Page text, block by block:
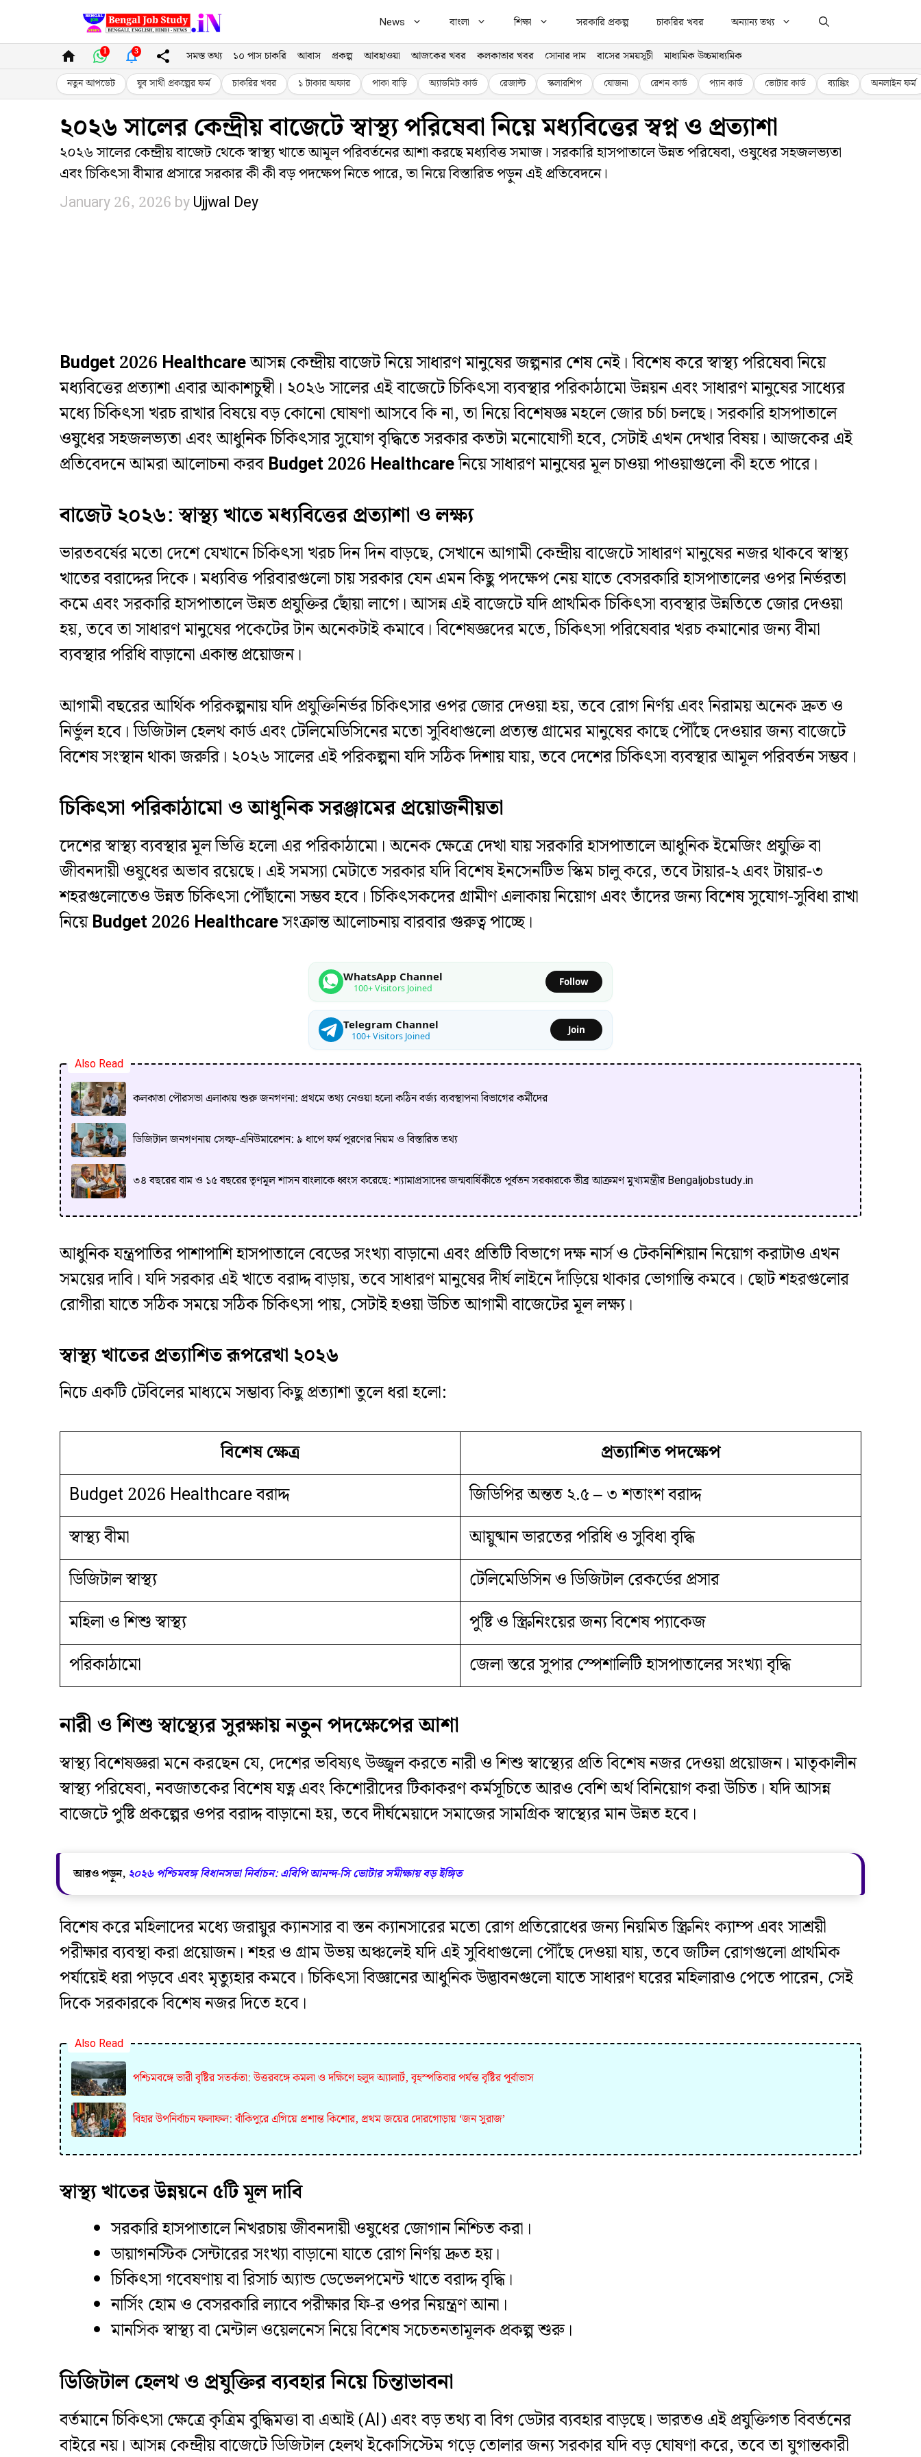
to
content
News বাংলা শিক্ষা সরকারি প্রকল্প চাকরির খবর অন্যান্য তথ্য
1 3 সমস্ত তথ্য ১০ পাস চাকরি আবাস প্রকল্প আবহাওয়া আজকের খবর কলকাতার খবর সোনার দাম বাসের সময়সূচী মাধ্যমিক উচ্চমাধ্যমিক
নতুন আপডেট যুব সাথী প্রকল্পের ফর্ম চাকরির খবর ১ টাকার অফার পাকা বাড়ি অ্যাডমিট কার্ড রেজাল্ট স্কলারশিপ যোজনা রেশন কার্ড প্যান কার্ড ভোটার কার্ড ব্যাঙ্কিং অনলাইন ফর্ম
২০২৬ সালের কেন্দ্রীয় বাজেটে স্বাস্থ্য পরিষেবা নিয়ে মধ্যবিত্তের স্বপ্ন ও প্রত্যাশা
২০২৬ সালের কেন্দ্রীয় বাজেট থেকে স্বাস্থ্য খাতে আমূল পরিবর্তনের আশা করছে মধ্যবিত্ত সমাজ। সরকারি হাসপাতালে উন্নত পরিষেবা, ওষুধের সহজলভ্যতা
এবং চিকিৎসা বীমার প্রসারে সরকার কী কী বড় পদক্ষেপ নিতে পারে, তা নিয়ে বিস্তারিত পড়ুন এই প্রতিবেদনে।
January 26, 2026 byUjjwal Dey
Budget 2026 Healthcareআসন্ন কেন্দ্রীয় বাজেট নিয়ে সাধারণ মানুষের জল্পনার শেষ নেই। বিশেষ করে স্বাস্থ্য পরিষেবা নিয়ে
মধ্যবিত্তের প্রত্যাশা এবার আকাশচুম্বী। ২০২৬ সালের এই বাজেটে চিকিৎসা ব্যবস্থার পরিকাঠামো উন্নয়ন এবং সাধারণ মানুষের সাধ্যের
মধ্যে চিকিৎসা খরচ রাখার বিষয়ে বড় কোনো ঘোষণা আসবে কি না, তা নিয়ে বিশেষজ্ঞ মহলে জোর চর্চা চলছে। সরকারি হাসপাতালে
ওষুধের সহজলভ্যতা এবং আধুনিক চিকিৎসার সুযোগ বৃদ্ধিতে সরকার কতটা মনোযোগী হবে, সেটাই এখন দেখার বিষয়। আজকের এই
প্রতিবেদনে আমরা আলোচনা করবBudget 2026 Healthcareনিয়ে সাধারণ মানুষের মূল চাওয়া পাওয়াগুলো কী হতে পারে।
বাজেট ২০২৬: স্বাস্থ্য খাতে মধ্যবিত্তের প্রত্যাশা ও লক্ষ্য
​ভারতবর্ষের মতো দেশে যেখানে চিকিৎসা খরচ দিন দিন বাড়ছে, সেখানে আগামী কেন্দ্রীয় বাজেটে সাধারণ মানুষের নজর থাকবে স্বাস্থ্য
খাতের বরাদ্দের দিকে। মধ্যবিত্ত পরিবারগুলো চায় সরকার যেন এমন কিছু পদক্ষেপ নেয় যাতে বেসরকারি হাসপাতালের ওপর নির্ভরতা
কমে এবং সরকারি হাসপাতালে উন্নত প্রযুক্তির ছোঁয়া লাগে। আসন্ন এই বাজেটে যদি প্রাথমিক চিকিৎসা ব্যবস্থার উন্নতিতে জোর দেওয়া
হয়, তবে তা সাধারণ মানুষের পকেটের টান অনেকটাই কমাবে। বিশেষজ্ঞদের মতে, চিকিৎসা পরিষেবার খরচ কমানোর জন্য বীমা
ব্যবস্থার পরিধি বাড়ানো একান্ত প্রয়োজন।
​আগামী বছরের আর্থিক পরিকল্পনায় যদি প্রযুক্তিনির্ভর চিকিৎসার ওপর জোর দেওয়া হয়, তবে রোগ নির্ণয় এবং নিরাময় অনেক দ্রুত ও
নির্ভুল হবে। ডিজিটাল হেলথ কার্ড এবং টেলিমেডিসিনের মতো সুবিধাগুলো প্রত্যন্ত গ্রামের মানুষের কাছে পৌঁছে দেওয়ার জন্য বাজেটে
বিশেষ সংস্থান থাকা জরুরি। ২০২৬ সালের এই পরিকল্পনা যদি সঠিক দিশায় যায়, তবে দেশের চিকিৎসা ব্যবস্থার আমূল পরিবর্তন সম্ভব।
চিকিৎসা পরিকাঠামো ও আধুনিক সরঞ্জামের প্রয়োজনীয়তা
​দেশের স্বাস্থ্য ব্যবস্থার মূল ভিত্তি হলো এর পরিকাঠামো। অনেক ক্ষেত্রে দেখা যায় সরকারি হাসপাতালে আধুনিক ইমেজিং প্রযুক্তি বা
জীবনদায়ী ওষুধের অভাব রয়েছে। এই সমস্যা মেটাতে সরকার যদি বিশেষ ইনসেনটিভ স্কিম চালু করে, তবে টায়ার-২ এবং টায়ার-৩
শহরগুলোতেও উন্নত চিকিৎসা পৌঁছানো সম্ভব হবে। চিকিৎসকদের গ্রামীণ এলাকায় নিয়োগ এবং তাঁদের জন্য বিশেষ সুযোগ-সুবিধা রাখা
নিয়েBudget 2026 Healthcareসংক্রান্ত আলোচনায় বারবার গুরুত্ব পাচ্ছে।
WhatsApp Channel
100+ Visitors Joined
Follow
Telegram Channel
100+ Visitors Joined
Join
Also Read
কলকাতা পৌরসভা এলাকায় শুরু জনগণনা: প্রথমে তথ্য নেওয়া হলো কঠিন বর্জ্য ব্যবস্থাপনা বিভাগের কর্মীদের
ডিজিটাল জনগণনায় সেল্ফ-এনিউমারেশন: ৯ ধাপে ফর্ম পূরণের নিয়ম ও বিস্তারিত তথ্য
৩৪ বছরের বাম ও ১৫ বছরের তৃণমূল শাসন বাংলাকে ধ্বংস করেছে: শ্যামাপ্রসাদের জন্মবার্ষিকীতে পূর্বতন সরকারকে তীব্র আক্রমণ মুখ্যমন্ত্রীর Bengaljobstudy.in
​আধুনিক যন্ত্রপাতির পাশাপাশি হাসপাতালে বেডের সংখ্যা বাড়ানো এবং প্রতিটি বিভাগে দক্ষ নার্স ও টেকনিশিয়ান নিয়োগ করাটাও এখন
সময়ের দাবি। যদি সরকার এই খাতে বরাদ্দ বাড়ায়, তবে সাধারণ মানুষের দীর্ঘ লাইনে দাঁড়িয়ে থাকার ভোগান্তি কমবে। ছোট শহরগুলোর
রোগীরা যাতে সঠিক সময়ে সঠিক চিকিৎসা পায়, সেটাই হওয়া উচিত আগামী বাজেটের মূল লক্ষ্য।
স্বাস্থ্য খাতের প্রত্যাশিত রূপরেখা ২০২৬
​নিচে একটি টেবিলের মাধ্যমে সম্ভাব্য কিছু প্রত্যাশা তুলে ধরা হলো:
বিশেষ ক্ষেত্র
প্রত্যাশিত পদক্ষেপ
Budget 2026 Healthcare বরাদ্দ
জিডিপির অন্তত ২.৫ – ৩ শতাংশ বরাদ্দ
স্বাস্থ্য বীমা
আয়ুষ্মান ভারতের পরিধি ও সুবিধা বৃদ্ধি
ডিজিটাল স্বাস্থ্য
টেলিমেডিসিন ও ডিজিটাল রেকর্ডের প্রসার
মহিলা ও শিশু স্বাস্থ্য
পুষ্টি ও স্ক্রিনিংয়ের জন্য বিশেষ প্যাকেজ
পরিকাঠামো
জেলা স্তরে সুপার স্পেশালিটি হাসপাতালের সংখ্যা বৃদ্ধি
নারী ও শিশু স্বাস্থ্যের সুরক্ষায় নতুন পদক্ষেপের আশা
​স্বাস্থ্য বিশেষজ্ঞরা মনে করছেন যে, দেশের ভবিষ্যৎ উজ্জ্বল করতে নারী ও শিশু স্বাস্থ্যের প্রতি বিশেষ নজর দেওয়া প্রয়োজন। মাতৃকালীন
স্বাস্থ্য পরিষেবা, নবজাতকের বিশেষ যত্ন এবং কিশোরীদের টিকাকরণ কর্মসূচিতে আরও বেশি অর্থ বিনিয়োগ করা উচিত। যদি আসন্ন
বাজেটে পুষ্টি প্রকল্পের ওপর বরাদ্দ বাড়ানো হয়, তবে দীর্ঘমেয়াদে সমাজের সামগ্রিক স্বাস্থ্যের মান উন্নত হবে।
আরও পড়ুন, ২০২৬ পশ্চিমবঙ্গ বিধানসভা নির্বাচন: এবিপি আনন্দ-সি ভোটার সমীক্ষায় বড় ইঙ্গিত
​বিশেষ করে মহিলাদের মধ্যে জরায়ুর ক্যানসার বা স্তন ক্যানসারের মতো রোগ প্রতিরোধের জন্য নিয়মিত স্ক্রিনিং ক্যাম্প এবং সাশ্রয়ী
পরীক্ষার ব্যবস্থা করা প্রয়োজন। শহর ও গ্রাম উভয় অঞ্চলেই যদি এই সুবিধাগুলো পৌঁছে দেওয়া যায়, তবে জটিল রোগগুলো প্রাথমিক
পর্যায়েই ধরা পড়বে এবং মৃত্যুহার কমবে। চিকিৎসা বিজ্ঞানের আধুনিক উদ্ভাবনগুলো যাতে সাধারণ ঘরের মহিলারাও পেতে পারেন, সেই
দিকে সরকারকে বিশেষ নজর দিতে হবে।
Also Read
পশ্চিমবঙ্গে ভারী বৃষ্টির সতর্কতা: উত্তরবঙ্গে কমলা ও দক্ষিণে হলুদ অ্যালার্ট, বৃহস্পতিবার পর্যন্ত বৃষ্টির পূর্বাভাস
বিহার উপনির্বাচন ফলাফল: বাঁকিপুরে এগিয়ে প্রশান্ত কিশোর, প্রথম জয়ের দোরগোড়ায় ‘জন সুরাজ’
স্বাস্থ্য খাতের উন্নয়নে ৫টি মূল দাবি
​সরকারি হাসপাতালে নিখরচায় জীবনদায়ী ওষুধের জোগান নিশ্চিত করা।
​ডায়াগনস্টিক সেন্টারের সংখ্যা বাড়ানো যাতে রোগ নির্ণয় দ্রুত হয়।
​চিকিৎসা গবেষণায় বা রিসার্চ অ্যান্ড ডেভেলপমেন্ট খাতে বরাদ্দ বৃদ্ধি।
​নার্সিং হোম ও বেসরকারি ল্যাবে পরীক্ষার ফি-র ওপর নিয়ন্ত্রণ আনা।
​মানসিক স্বাস্থ্য বা মেন্টাল ওয়েলনেস নিয়ে বিশেষ সচেতনতামূলক প্রকল্প শুরু।
ডিজিটাল হেলথ ও প্রযুক্তির ব্যবহার নিয়ে চিন্তাভাবনা
​বর্তমানে চিকিৎসা ক্ষেত্রে কৃত্রিম বুদ্ধিমত্তা বা এআই (AI) এবং বড় তথ্য বা বিগ ডেটার ব্যবহার বাড়ছে। ভারতও এই প্রযুক্তিগত বিবর্তনের
বাইরে নয়। আসন্ন কেন্দ্রীয় বাজেটে ডিজিটাল হেলথ ইকোসিস্টেম গড়ে তোলার জন্য সরকার যদি বড় ঘোষণা করে, তবে তা যুগান্তকারী